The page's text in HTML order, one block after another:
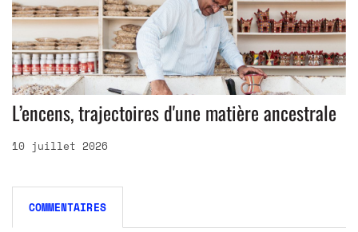
L’encens, trajectoires d'une matière ancestrale
10 juillet 2026
COMMENTAIRES